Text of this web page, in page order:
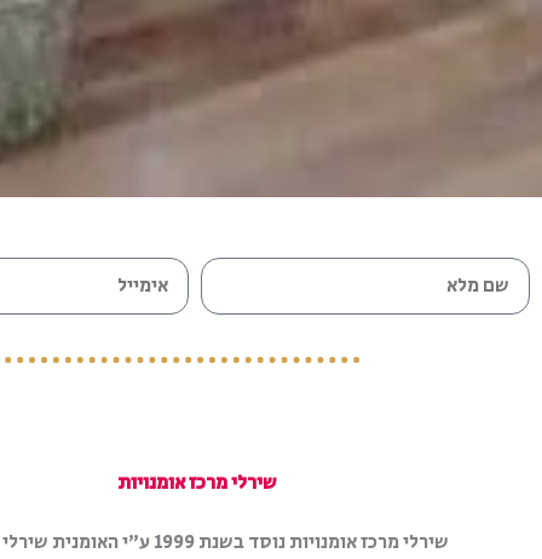
ש
ם
א
י
שירלי מרכז אומנויות
שירלי מרכז אומנויות נוסד בשנת 1999 ע״י האומנית שירלי שבירו.